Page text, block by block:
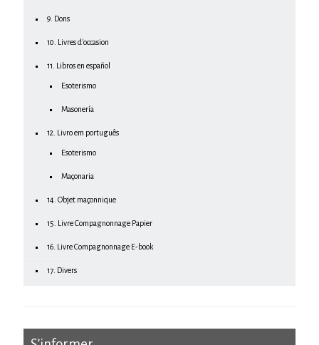
9. Dons
10. Livres d'occasion
11. Libros en español
Esoterismo
Masonería
12. Livro em português
Esoterismo
Maçonaria
14. Objet maçonnique
15. Livre Compagnonnage Papier
16. Livre Compagnonnage E-book
17. Divers